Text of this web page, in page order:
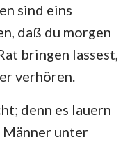
sind eins
daß du morgen
bringen lassest,
verhören.
denn es lauern
Männer unter